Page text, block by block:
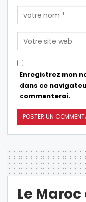
Enregistrez mon
dans ce
commenterai.
Le Maroc